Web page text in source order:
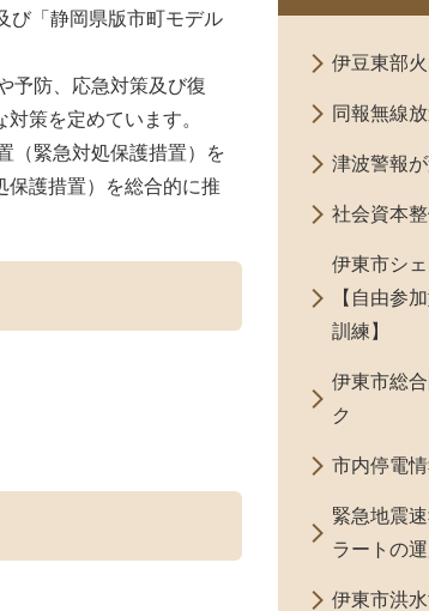
び「静岡県版市町モデル
予防、応急対策及び復
策を定めています。
（緊急対処保護措置）を
保護措置）を総合的に推
伊豆東部
同報無線
津波警報
社会資本
伊東市シ
【自由参
訓練】
伊東市総
ク
市内停電
緊急地震
ラートの
伊東市洪